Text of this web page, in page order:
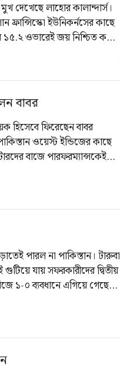
দেখেছে লাহোর কালান্দার্স।
ফ্রান্সিস্কো ইউনিকর্নসের কাছে
১৫.২ ওভারেই জয় নিশ্চিত করে
বাবর
হিসেবে ফিরেছেন বাবর
ওয়েস্ট ইন্ডিজের কাছে
বাজে পারফরম্যান্সকেই
পারল না পাকিস্তান। টারুবা
যায় সফরকারীদের দ্বিতীয়
১-০ ব্যবধানে এগিয়ে গেছে